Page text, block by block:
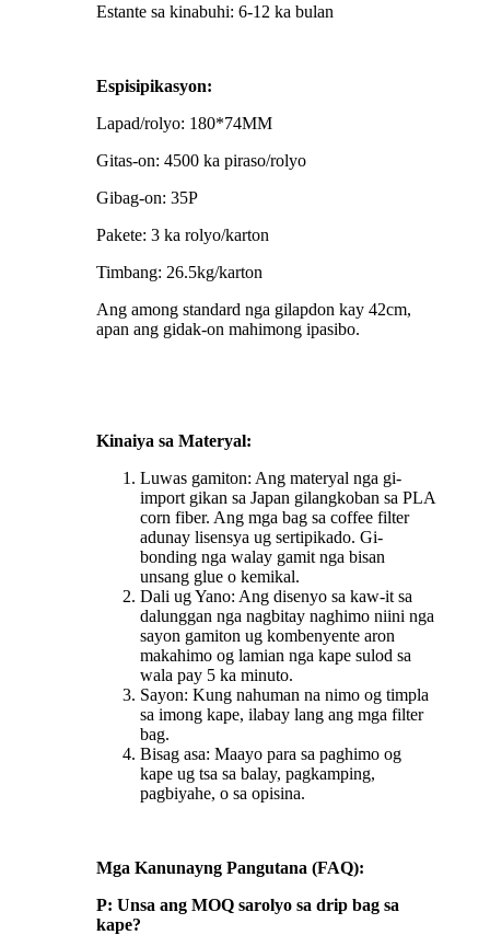
Estante sa kinabuhi: 6-12 ka bulan
Espisipikasyon:
Lapad/rolyo: 180*74MM
Gitas-on: 4500 ka piraso/rolyo
Gibag-on: 35P
Pakete: 3 ka rolyo/karton
Timbang: 26.5kg/karton
Ang among standard nga gilapdon kay 42cm,
apan ang gidak-on mahimong ipasibo.
Kinaiya sa Materyal:
Luwas gamiton: Ang materyal nga gi-
import gikan sa Japan gilangkoban sa PLA
corn fiber. Ang mga bag sa coffee filter
adunay lisensya ug sertipikado. Gi-
bonding nga walay gamit nga bisan
unsang glue o kemikal.
Dali ug Yano: Ang disenyo sa kaw-it sa
dalunggan nga nagbitay naghimo niini nga
sayon ​​gamiton ug kombenyente aron
makahimo og lamian nga kape sulod sa
wala pay 5 ka minuto.
Sayon: Kung nahuman na nimo og timpla
sa imong kape, ilabay lang ang mga filter
bag.
Bisag asa: Maayo para sa paghimo og
kape ug tsa sa balay, pagkamping,
pagbiyahe, o sa opisina.
Mga Kanunayng Pangutana (FAQ):
P: Unsa ang MOQ sarolyo sa drip bag sa
kape?